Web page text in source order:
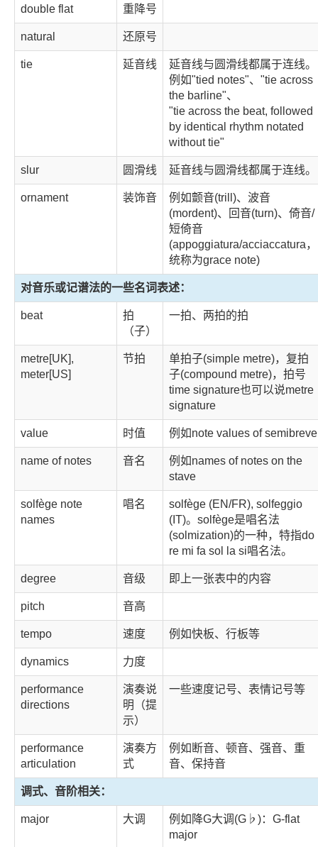
double flat 重降号
natural 还原号
tie 延音线
延音线与圆滑线都属于连线。
例如"tied notes"、"tie across
the barline"、
"tie across the beat, followed
by identical rhythm notated
without tie"
slur 圆滑线 延音线与圆滑线都属于连线。
ornament 装饰音
例如颤音(trill)、波音
(mordent)、回音(turn)、倚音/
短倚音
(appoggiatura/acciaccatura，
统称为grace note)
对音乐或记谱法的一些名词表述：
beat
拍
（子）
一拍、两拍的拍
metre[UK],
meter[US]
节拍
单拍子(simple metre)，复拍
子(compound metre)，拍号
time signature也可以说metre
signature
value 时值 例如note values of semibreve
name of notes 音名
例如names of notes on the
stave
solfège note
names
唱名
solfège (EN/FR), solfeggio
(IT)。solfège是唱名法
(solmization)的一种，特指do
re mi fa sol la si唱名法。
degree 音级 即上一张表中的内容
pitch 音高
tempo 速度 例如快板、行板等
dynamics 力度
performance
directions
演奏说
明（提
示）
一些速度记号、表情记号等
performance
articulation
演奏方
式
例如断音、顿音、强音、重
音、保持音
调式、音阶相关：
major 大调
例如降G大调(G♭)：G-flat
major